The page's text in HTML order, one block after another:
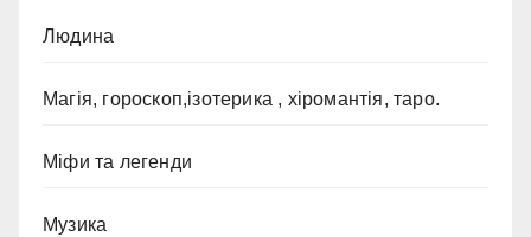
Людина
Магія, гороскоп,ізотерика , хіромантія, таро.
Міфи та легенди
Музика